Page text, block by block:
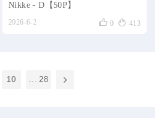
Nikke - D【50P】
2026-6-2  0  413
10 ... 28